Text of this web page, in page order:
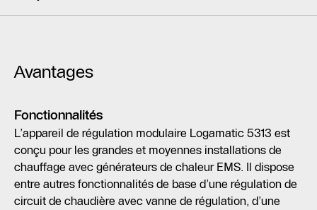
Avantages
Fonctionnalités
L’appareil de régulation modulaire Logamatic 5313 est
conçu pour les grandes et moyennes installations de
chauffage avec générateurs de chaleur EMS. Il dispose
entre autres fonctionnalités de base d’une régulation de
circuit de chaudière avec vanne de régulation, d’une